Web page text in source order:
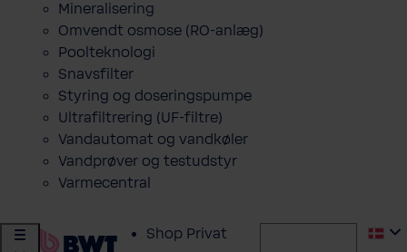
Mineralisering
Omvendt osmose (RO-anlæg)
Poolteknologi
Snavsfilter
Styring og doseringspumpe
Ultrafiltrering (UF-filtre)
Vandautomat og vandkøler
Vandprøver og testudstyr
Varmecentral
Shop Privat